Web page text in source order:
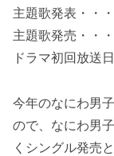
主題歌発表・・
主題歌発売・・
ドラマ初回放送
今年のなにわ男
ので、なにわ男
くシングル発売